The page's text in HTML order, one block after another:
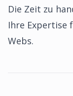
Die Zeit zu
Ihre Expertise
Webs.